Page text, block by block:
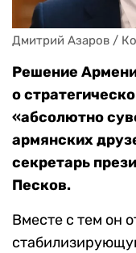
Дмитрий Азаров /
Решение
о
«абсолютно
армянских
секретарь
Песков.
Вместе с тем он